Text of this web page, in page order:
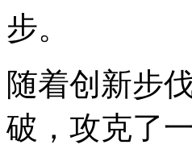
步。
随着创新步
破，攻克了